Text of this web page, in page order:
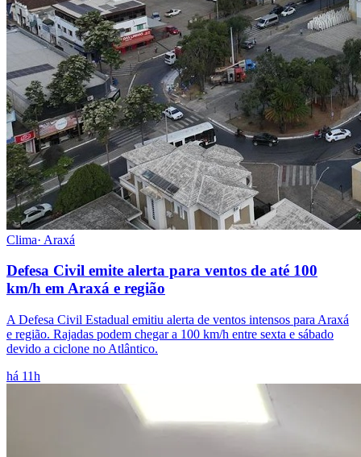
Clima· Araxá
Defesa Civil emite alerta para ventos de até 100
km/h em Araxá e região
A Defesa Civil Estadual emitiu alerta de ventos intensos para Araxá
e região. Rajadas podem chegar a 100 km/h entre sexta e sábado
devido a ciclone no Atlântico.
há 11h